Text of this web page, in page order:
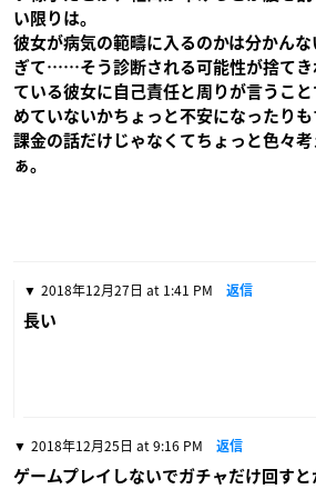
い限りは。
彼女が病気の範疇に入るのかは分かん
ぎて……そう診断される可能性が捨てき
ている彼女に自己責任と周りが言うこ
めていないかちょっと不安になったりも
課金の話だけじゃなくてちょっと色々
ぁ。
2018年12月27日 at 1:41 PM 返信
長い
2018年12月25日 at 9:16 PM 返信
ゲームプレイしないでガチャだけ回す